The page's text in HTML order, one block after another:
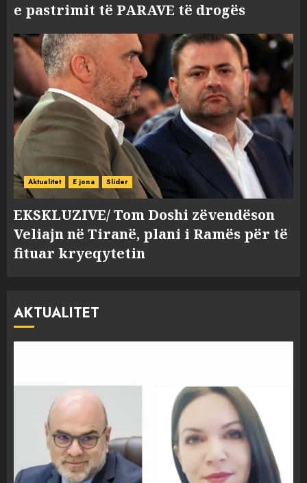
e pastrimit të PARAVE të drogës
Aktualitet E jona Slider
EKSKLUZIVE/ Tom Doshi zëvendëson
Veliajn në Tiranë, plani i Ramës për të
fituar kryeqytetin
AKTUALITET